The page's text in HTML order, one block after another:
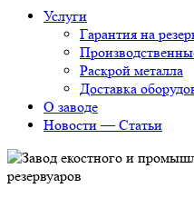
Услуги
Гарантия на
Раскрой металла
Доставка
О заводе
Новости — Статьи